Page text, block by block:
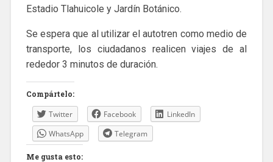
Estadio Tlahuicole y Jardín Botánico.
Se espera que al utilizar el autotren como medio de
transporte, los ciudadanos realicen viajes de al
rededor 3 minutos de duración.
Compártelo:
Twitter Facebook
LinkedIn
WhatsApp
Telegram
Me gusta esto: